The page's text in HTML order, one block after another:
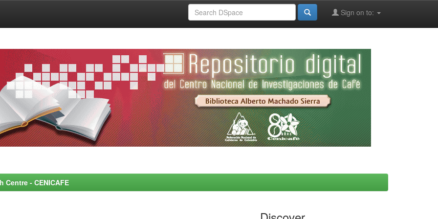
Sign on to:
- CENICAFE